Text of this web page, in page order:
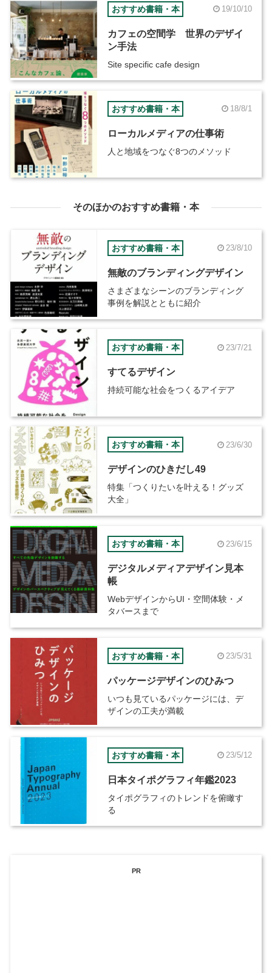
おすすめ書籍・本 19/10/10
カフェの空間学 世界のデザイ
ン手法
Site specific cafe design
おすすめ書籍・本 18/8/1
ローカルメディアの仕事術
人と地域をつなぐ8つのメソッド
そのほかのおすすめ書籍・本
おすすめ書籍・本 23/8/10
無敵のブランディングデザイン
さまざまなシーンのブランディング
事例を解説とともに紹介
おすすめ書籍・本 23/7/21
すてるデザイン
持続可能な社会をつくるアイデア
おすすめ書籍・本 23/6/30
デザインのひきだし49
特集「つくりたいを叶える！グッズ
大全」
おすすめ書籍・本 23/6/15
デジタルメディアデザイン見本
帳
WebデザインからUI・空間体験・メ
タバースまで
おすすめ書籍・本 23/5/31
パッケージデザインのひみつ
いつも見ているパッケージには、デ
ザインの工夫が満載
おすすめ書籍・本 23/5/12
日本タイポグラフィ年鑑2023
タイポグラフィのトレンドを俯瞰す
る
PR